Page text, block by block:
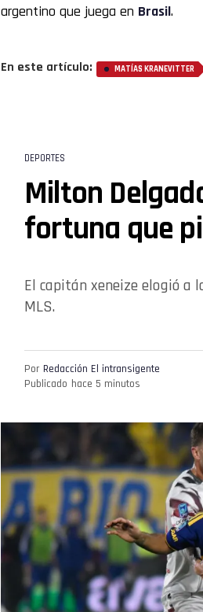
argentino que juega en Brasil.
En este artículo: MATÍAS KRANEVITTER
DEPORTES
Milton
fortuna que
El capitán xeneize elogió a
MLS.
Por Redacción El intransigente
Publicado hace 5 minutos